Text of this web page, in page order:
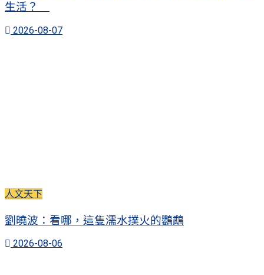
生活？
2026-08-07
人文天下
劉曉波：看哪，這隻濡水撲火的鸚鵡
2026-08-06